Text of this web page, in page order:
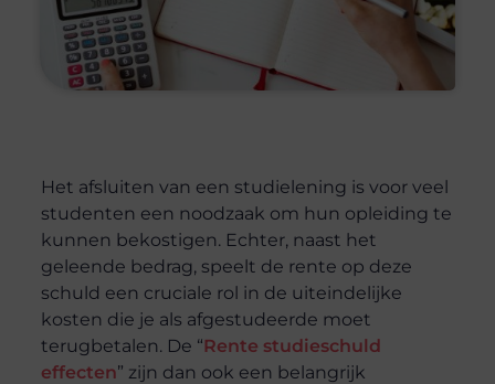
Het afsluiten van een studielening is voor veel
studenten een noodzaak om hun opleiding te
kunnen bekostigen. Echter, naast het
geleende bedrag, speelt de rente op deze
schuld een cruciale rol in de uiteindelijke
kosten die je als afgestudeerde moet
terugbetalen. De “Rente studieschuld
effecten” zijn dan ook een belangrijk